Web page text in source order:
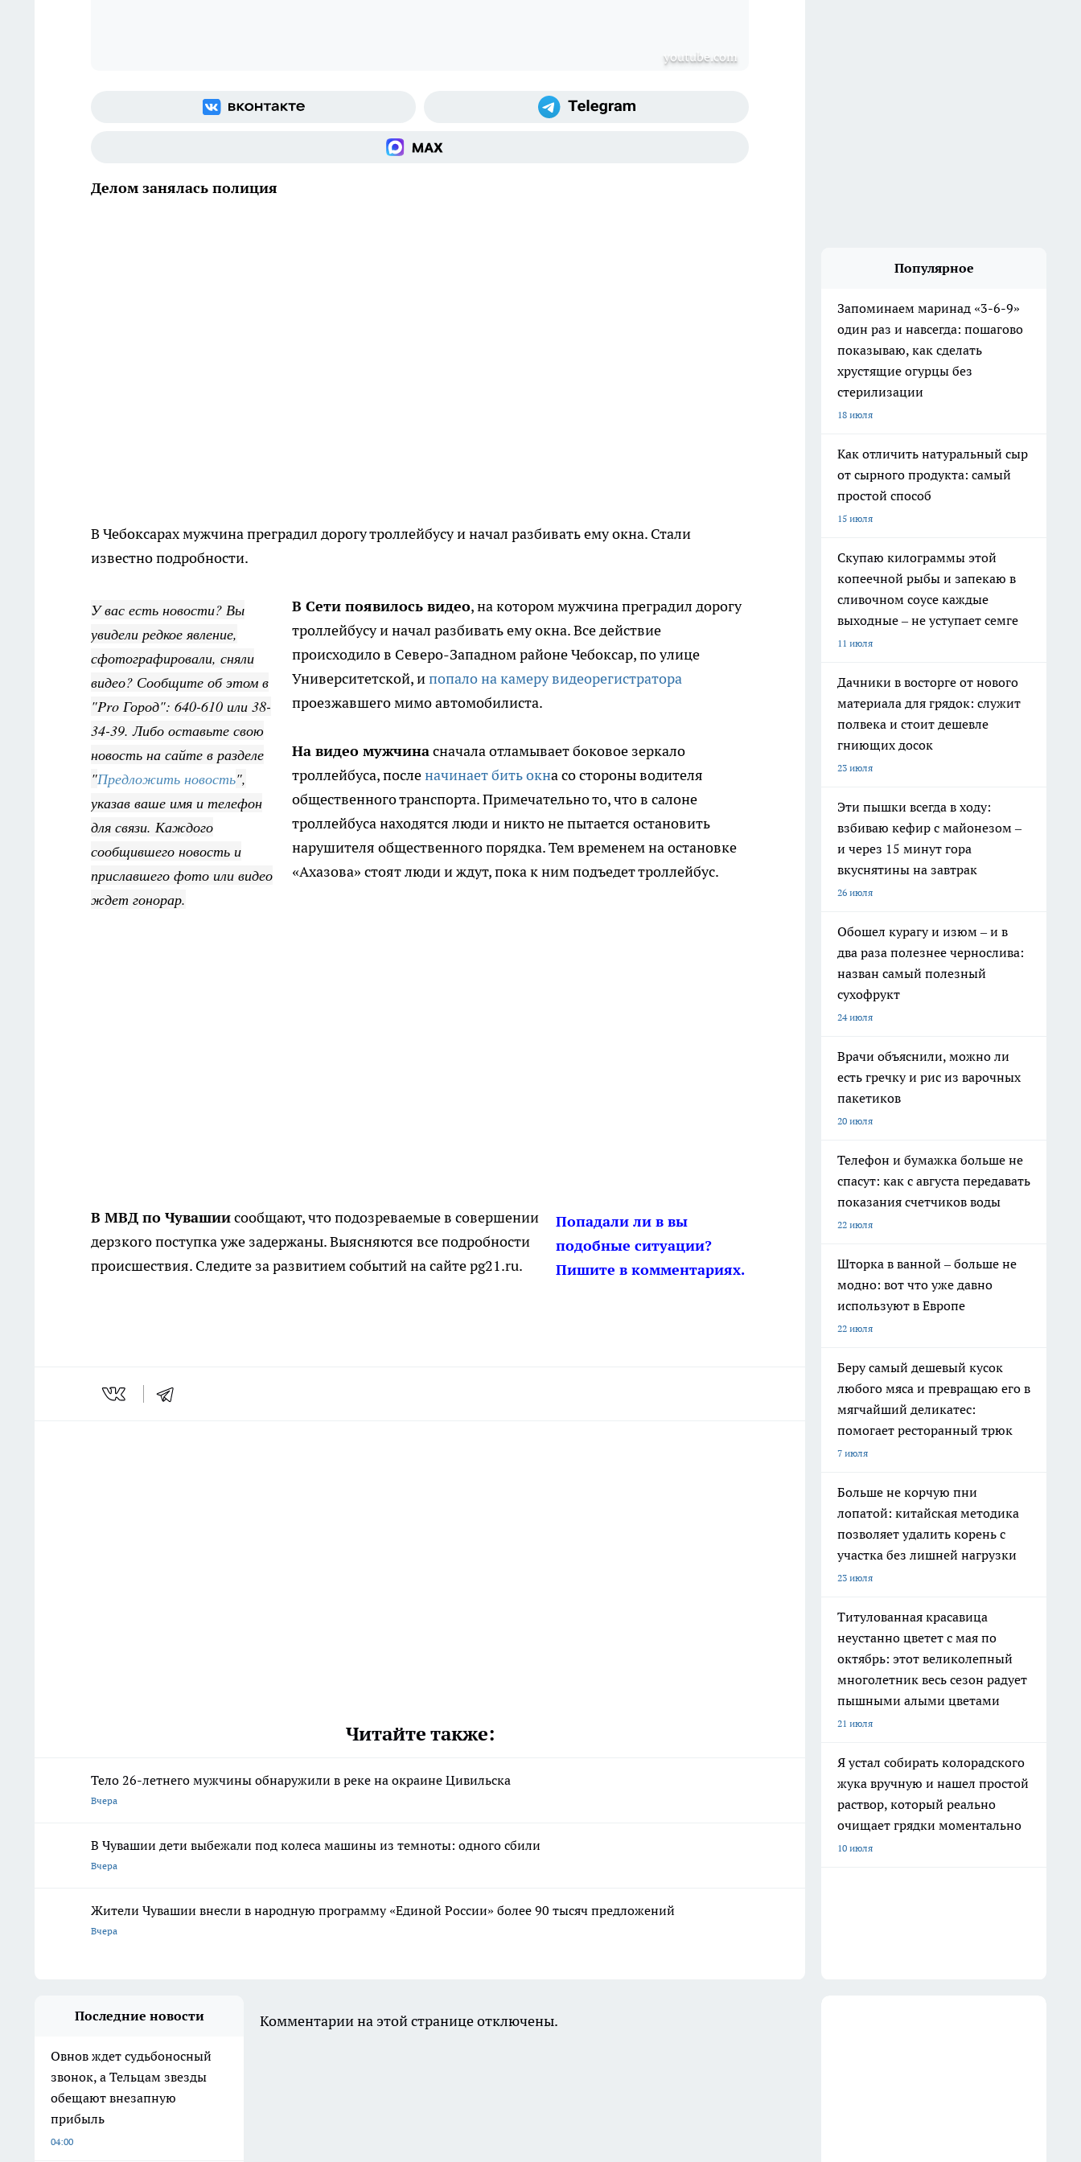
youtube.com
Делом занялась полиция
В Чебоксарах мужчина преградил дорогу троллейбусу и начал разбивать ему окна. Стали
известно подробности.
У вас есть новости? Вы
увидели редкое явление,
сфотографировали, сняли
видео? Сообщите об этом в
"Pro Город": 640-610 или 38-
34-39. Либо оставьте свою
новость на сайте в разделе
"Предложить новость",
указав ваше имя и телефон
для связи. Каждого
сообщившего новость и
приславшего фото или видео
ждет гонорар.
В Сети появилось видео, на котором мужчина преградил дорогу
троллейбусу и начал разбивать ему окна. Все действие
происходило в Северо-Западном районе Чебоксар, по улице
Университетской, ипопало на камеру видеорегистратора
проезжавшего мимо автомобилиста.
На видео мужчинасначала отламывает боковое зеркало
троллейбуса, посленачинает бить окна со стороны водителя
общественного транспорта. Примечательно то, что в салоне
троллейбуса находятся люди и никто не пытается остановить
нарушителя общественного порядка. Тем временем на остановке
«Ахазова» стоят люди и ждут, пока к ним подъедет троллейбус.
Попадали ли в вы
подобные ситуации?
Пишите в комментариях.
В МВД по Чувашиисообщают, что подозреваемые в совершении
дерзкого поступка уже задержаны. Выясняются все подробности
происшествия. Следите за развитием событий на сайте pg21.ru.
Читайте также:
Тело 26-летнего мужчины обнаружили в реке на окраине Цивильска
Вчера
В Чувашии дети выбежали под колеса машины из темноты: одного сбили
Вчера
Жители Чувашии внесли в народную программу «Единой России» более 90 тысяч предложений
Вчера
Популярное
Запоминаем маринад «3-6-9»
один раз и навсегда: пошагово
показываю, как сделать
хрустящие огурцы без
стерилизации
18 июля
Как отличить натуральный сыр
от сырного продукта: самый
простой способ
15 июля
Скупаю килограммы этой
копеечной рыбы и запекаю в
сливочном соусе каждые
выходные – не уступает семге
11 июля
Дачники в восторге от нового
материала для грядок: служит
полвека и стоит дешевле
гниющих досок
23 июля
Эти пышки всегда в ходу:
взбиваю кефир с майонезом –
и через 15 минут гора
вкуснятины на завтрак
26 июля
Обошел курагу и изюм – и в
два раза полезнее чернослива:
назван самый полезный
сухофрукт
24 июля
Врачи объяснили, можно ли
есть гречку и рис из варочных
пакетиков
20 июля
Телефон и бумажка больше не
спасут: как с августа передавать
показания счетчиков воды
22 июля
Шторка в ванной – больше не
модно: вот что уже давно
используют в Европе
22 июля
Беру самый дешевый кусок
любого мяса и превращаю его в
мягчайший деликатес:
помогает ресторанный трюк
7 июля
Больше не корчую пни
лопатой: китайская методика
позволяет удалить корень с
участка без лишней нагрузки
23 июля
Титулованная красавица
неустанно цветет с мая по
октябрь: этот великолепный
многолетник весь сезон радует
пышными алыми цветами
21 июля
Я устал собирать колорадского
жука вручную и нашел простой
раствор, который реально
очищает грядки моментально
10 июля
Последние новости
Овнов ждет судьбоносный
звонок, а Тельцам звезды
обещают внезапную
прибыль
04:00
Комментарии на этой странице отключены.